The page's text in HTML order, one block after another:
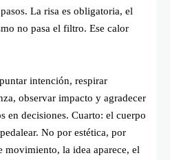
La risa es obligatoria, el
no pasa el filtro. Ese calor
intención, respirar
observar impacto y agradecer
en decisiones. Cuarto: el cuerpo
No por estética, por
movimiento, la idea aparece, el